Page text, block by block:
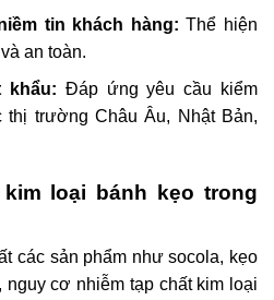
tin khách hàng: Thể hiện
an toàn.
khẩu: Đáp ứng yêu cầu kiểm
thị trường Châu Âu, Nhật Bản,
loại bánh kẹo trong
các sản phẩm như socola, kẹo
nguy cơ nhiễm tạp chất kim loại